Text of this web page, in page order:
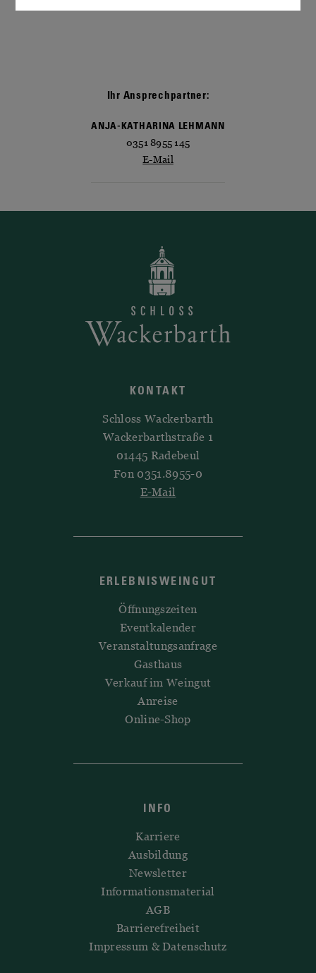
Ihr Ansprechpartner:
ANJA-KATHARINA LEHMANN
0351 8955 145
E-Mail
KONTAKT
Schloss Wackerbarth
Wackerbarthstraße 1
01445 Radebeul
Fon 0351.8955-0
E-Mail
ERLEBNISWEINGUT
Öffnungszeiten
Eventkalender
Veranstaltungsanfrage
Gasthaus
Verkauf im Weingut
Anreise
Online-Shop
INFO
Karriere
Ausbildung
Newsletter
Informationsmaterial
AGB
Barrierefreiheit
Impressum & Datenschutz